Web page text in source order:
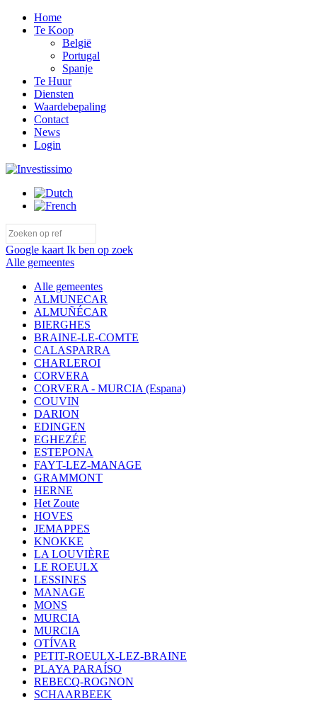
Home
Te Koop
België
Portugal
Spanje
Te Huur
Diensten
Waardebepaling
Contact
News
Login
Google kaart Ik ben op zoek
Alle gemeentes
Alle gemeentes
ALMUNECAR
ALMUÑÉCAR
BIERGHES
BRAINE-LE-COMTE
CALASPARRA
CHARLEROI
CORVERA
CORVERA - MURCIA (Espana)
COUVIN
DARION
EDINGEN
EGHEZÉE
ESTEPONA
FAYT-LEZ-MANAGE
GRAMMONT
HERNE
Het Zoute
HOVES
JEMAPPES
KNOKKE
LA LOUVIÈRE
LE ROEULX
LESSINES
MANAGE
MONS
MURCIA
MURCIA
OTÍVAR
PETIT-ROEULX-LEZ-BRAINE
PLAYA PARAÍSO
REBECQ-ROGNON
SCHAARBEEK